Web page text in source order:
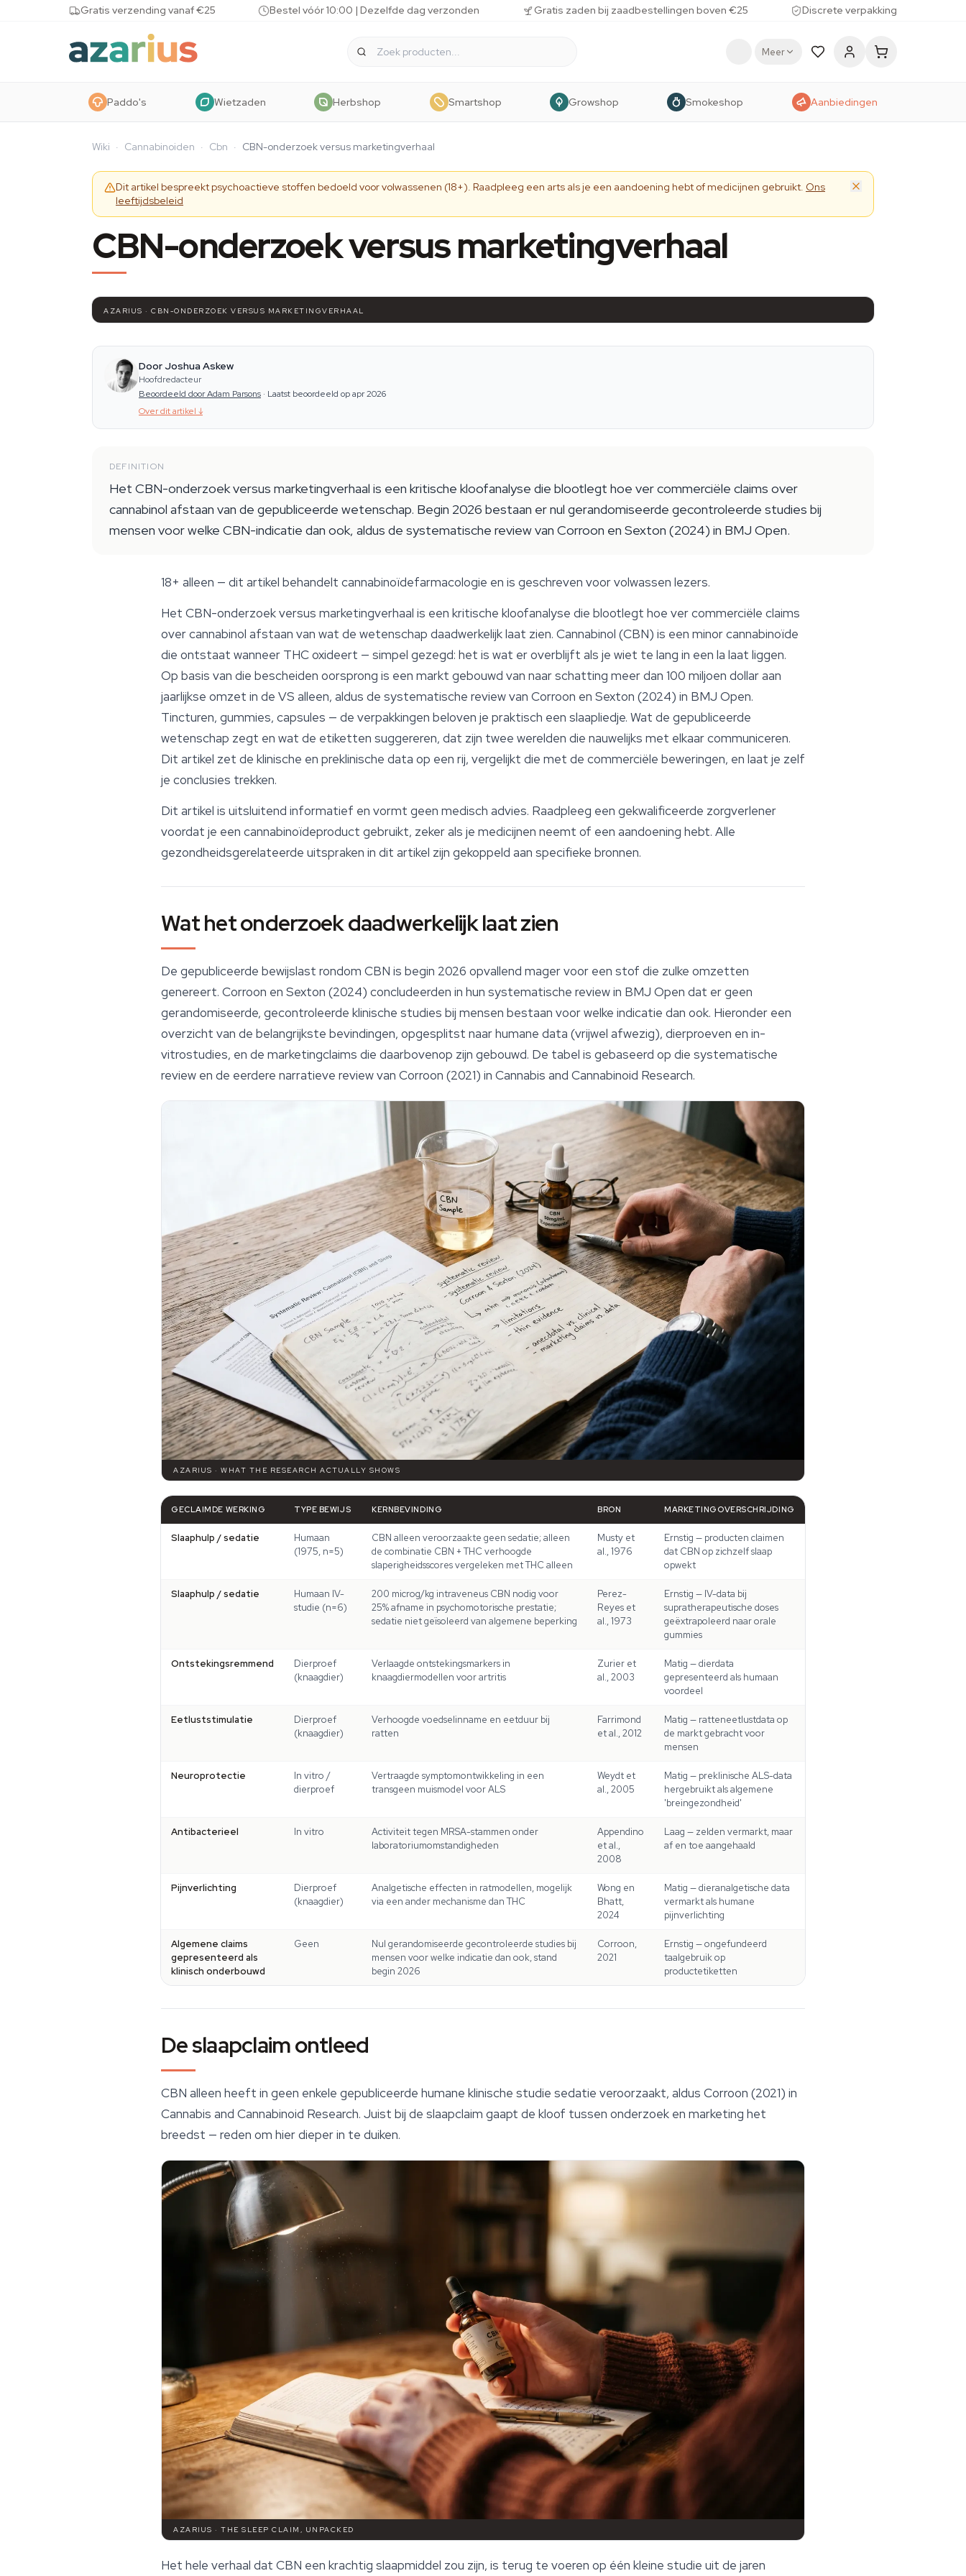
Skip to content Gratis verzending vanaf €25 Bestel vóór 10:00 | Dezelfde dag verzonden Gratis zaden bij zaadbestellingen boven €25 Discrete verpakking
Meer
Paddo's Wietzaden Herbshop Smartshop Growshop Smokeshop Aanbiedingen
Wiki · Cannabinoiden · Cbn · CBN-onderzoek versus marketingverhaal
Dit artikel bespreekt psychoactieve stoffen bedoeld voor volwassenen (18+). Raadpleeg een arts als je een aandoening hebt of medicijnen gebruikt. Ons
leeftijdsbeleid
CBN-onderzoek versus marketingverhaal
AZARIUS · CBN-ONDERZOEK VERSUS MARKETINGVERHAAL
Door Joshua Askew
Hoofdredacteur
Beoordeeld door Adam Parsons · Laatst beoordeeld op apr 2026
Over dit artikel ↓
DEFINITION
Het CBN-onderzoek versus marketingverhaal is een kritische kloofanalyse die blootlegt hoe ver commerciële claims over
cannabinol afstaan van de gepubliceerde wetenschap. Begin 2026 bestaan er nul gerandomiseerde gecontroleerde studies bij
mensen voor welke CBN-indicatie dan ook, aldus de systematische review van Corroon en Sexton (2024) in BMJ Open.
18+ alleen — dit artikel behandelt cannabinoïdefarmacologie en is geschreven voor volwassen lezers.
Het CBN-onderzoek versus marketingverhaal is een kritische kloofanalyse die blootlegt hoe ver commerciële claims
overcannabinol afstaan van wat de wetenschap daadwerkelijk laat zien. Cannabinol (CBN) is een minor cannabinoïde
die ontstaat wanneer THC oxideert — simpel gezegd: het is wat er overblijft als je wiet te lang in een la laat liggen.
Op basis van die bescheiden oorsprong is een markt gebouwd van naar schatting meer dan 100 miljoen dollar aan
jaarlijkse omzet in de VS alleen, aldus de systematische review van Corroon en Sexton (2024) in BMJ Open.
Tincturen, gummies, capsules — de verpakkingen beloven je praktisch een slaapliedje. Wat de gepubliceerde
wetenschap zegt en wat de etiketten suggereren, dat zijn twee werelden die nauwelijks met elkaar communiceren.
Dit artikel zet de klinische en preklinische data op een rij, vergelijkt die met de commerciële beweringen, en laat je zelf
je conclusies trekken.
Dit artikel is uitsluitend informatief en vormt geen medisch advies. Raadpleeg een gekwalificeerde zorgverlener
voordat je een cannabinoïdeproduct gebruikt, zeker als je medicijnen neemt of een aandoening hebt. Alle
gezondheidsgerelateerde uitspraken in dit artikel zijn gekoppeld aan specifieke bronnen.
Wat het onderzoek daadwerkelijk laat zien
De gepubliceerde bewijslast rondom CBN is begin 2026 opvallend mager voor een stof die zulke omzetten
genereert. Corroon en Sexton (2024) concludeerden in hun systematische review in BMJ Open dat er geen
gerandomiseerde, gecontroleerde klinische studies bij mensen bestaan voor welke indicatie dan ook. Hieronder een
overzicht van de belangrijkste bevindingen, opgesplitst naar humane data (vrijwel afwezig), dierproeven en in-
vitrostudies, en de marketingclaims die daarbovenop zijn gebouwd. De tabel is gebaseerd op die systematische
review en de eerdere narratieve review van Corroon (2021) in Cannabis and Cannabinoid Research.
AZARIUS · WHAT THE RESEARCH ACTUALLY SHOWS
GECLAIMDE WERKING TYPE BEWIJS KERNBEVINDING BRON MARKETINGOVERSCHRIJDING
Slaaphulp / sedatie
Humaan
(1975, n=5)
CBN alleen veroorzaakte geen sedatie; alleen
de combinatie CBN + THC verhoogde
slaperigheidsscores vergeleken met THC alleen
Musty et
al., 1976
Ernstig — producten claimen
dat CBN op zichzelf slaap
opwekt
Slaaphulp / sedatie
Humaan IV-
studie (n=6)
200 microg/kg intraveneus CBN nodig voor
25% afname in psychomotorische prestatie;
sedatie niet geïsoleerd van algemene beperking
Perez-
Reyes et
al., 1973
Ernstig — IV-data bij
supratherapeutische doses
geëxtrapoleerd naar orale
gummies
Ontstekingsremmend
Dierproef
(knaagdier)
Verlaagde ontstekingsmarkers in
knaagdiermodellen voor artritis
Zurier et
al., 2003
Matig — dierdata
gepresenteerd als humaan
voordeel
Eetluststimulatie
Dierproef
(knaagdier)
Verhoogde voedselinname en eetduur bij
ratten
Farrimond
et al., 2012
Matig — ratteneetlustdata op
de markt gebracht voor
mensen
Neuroprotectie
In vitro /
dierproef
Vertraagde symptomontwikkeling in een
transgeen muismodel voor ALS
Weydt et
al., 2005
Matig — preklinische ALS-data
hergebruikt als algemene
'breingezondheid'
Antibacterieel In vitro
Activiteit tegen MRSA-stammen onder
laboratoriumomstandigheden
Appendino
et al.,
2008
Laag — zelden vermarkt, maar
af en toe aangehaald
Pijnverlichting
Dierproef
(knaagdier)
Analgetische effecten in ratmodellen, mogelijk
via een ander mechanisme dan THC
Wong en
Bhatt,
2024
Matig — dieranalgetische data
vermarkt als humane
pijnverlichting
Algemene claims
gepresenteerd als
klinisch onderbouwd
Geen
Nul gerandomiseerde gecontroleerde studies bij
mensen voor welke indicatie dan ook, stand
begin 2026
Corroon,
2021
Ernstig — ongefundeerd
taalgebruik op
productetiketten
De slaapclaim ontleed
CBN alleen heeft in geen enkele gepubliceerde humane klinische studie sedatie veroorzaakt, aldus Corroon (2021) in
Cannabis and Cannabinoid Research. Juist bij de slaapclaim gaapt de kloof tussen onderzoek en marketing het
breedst — reden om hier dieper in te duiken.
AZARIUS · THE SLEEP CLAIM, UNPACKED
Het hele verhaal dat CBN een krachtig slaapmiddel zou zijn, is terug te voeren op één kleine studie uit de jaren